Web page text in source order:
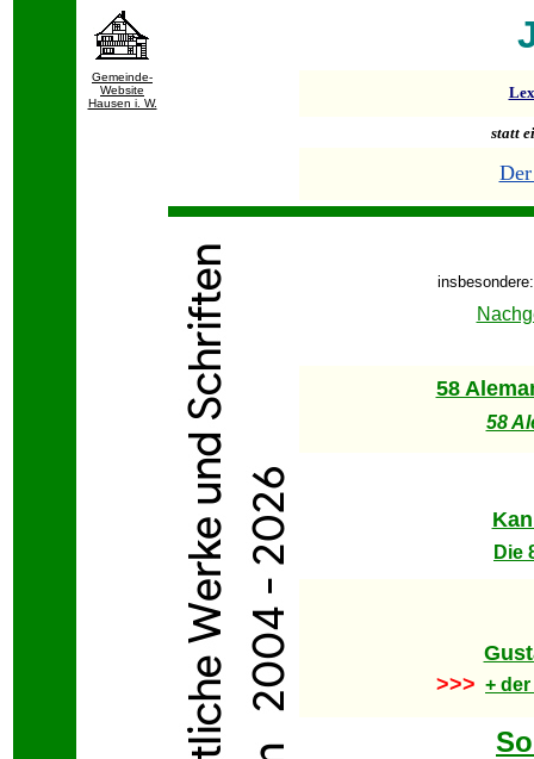
Gemeinde-
Website
Hausen i. W.
statt
insbesondere:
58
58
Die
>>> +